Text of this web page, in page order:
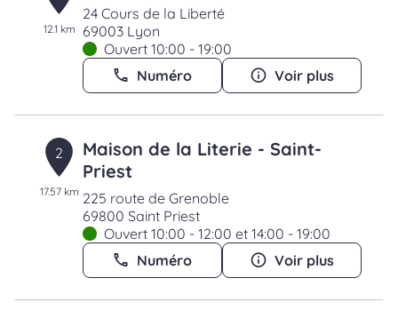
12.1 km
24 Cours de la Liberté
69003 Lyon
Ouvert 10:00 - 19:00
Numéro
Voir plus
2
17.57 km
Maison de la Literie - Saint-
Priest
225 route de Grenoble
69800 Saint Priest
Ouvert 10:00 - 12:00 et 14:00 - 19:00
Numéro
Voir plus